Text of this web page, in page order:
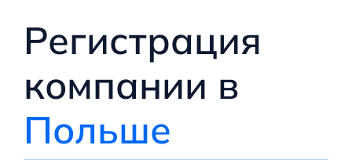
Регистрация
компании в
Польше